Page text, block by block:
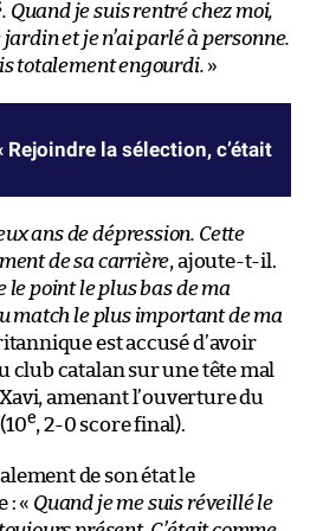
je suis rentré chez moi,
et je n’ai parlé à personne.
totalement engourdi. »
Rejoindre la sélection, c’était
ans de dépression. Cette
de sa carrière, ajoute-t-il.
le point le plus bas de ma
match le plus important de ma
est accusé d’avoir
club catalan sur une tête mal
amenant l’ouverture du
e, 2-0 score final).
de son état le
: « Quand je me suis réveillé le